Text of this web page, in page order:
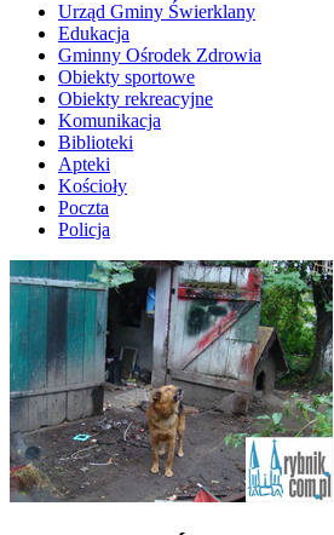
Urząd Gminy Świerklany
Edukacja
Gminny Ośrodek Zdrowia
Obiekty sportowe
Obiekty rekreacyjne
Komunikacja
Biblioteki
Apteki
Kościoły
Poczta
Policja